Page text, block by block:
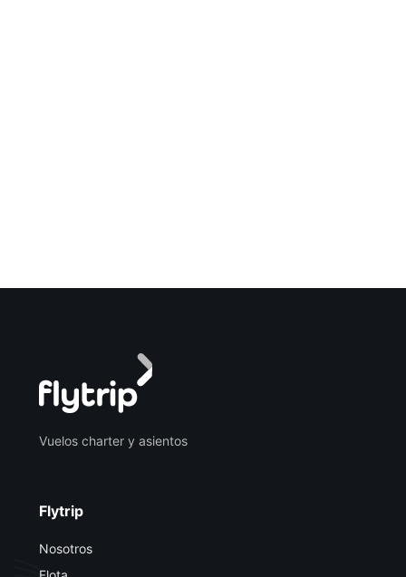
Vuelos charter y asientos
Flytrip
Nosotros